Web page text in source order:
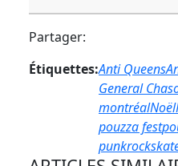
Partager:
Étiquettes:Anti Queens
General
montréalNoël
pouzza fest
punkrock